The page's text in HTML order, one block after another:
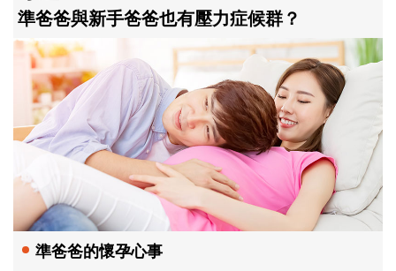
準爸爸與新手爸爸也有壓力症候群？
準爸爸的懷孕心事